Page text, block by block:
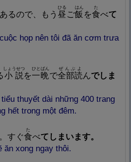
るので、もう 昼
ひる
ご飯
はん
を食
た
べて
họp nên tôi đã ăn cơm trưa
小 説
しょうせつ
を一晩
ひとばん
で全部読
ぜんぶよ
んでしま
thuyết dài những 400 trang
hết trong một đêm.
すぐ食
た
べてしまいます。
ăn xong ngay thôi.